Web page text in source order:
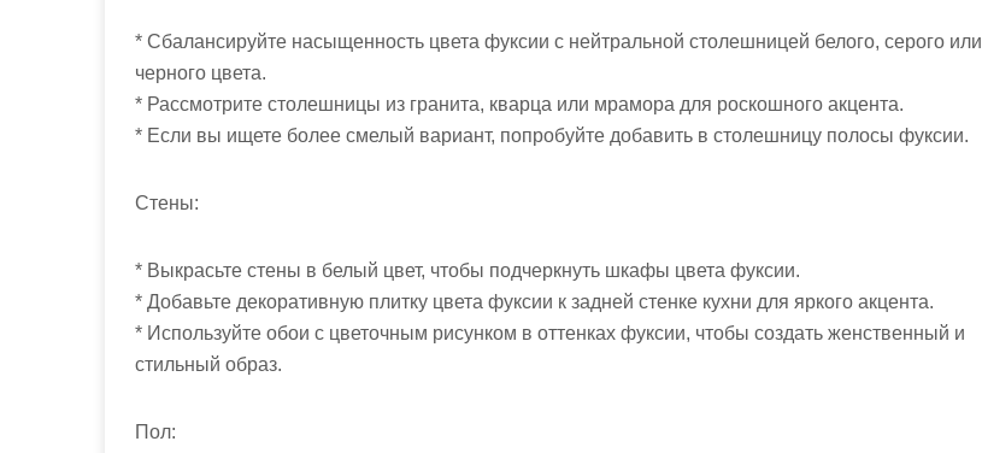
* Сбалансируйте насыщенность цвета фуксии с нейтральной столешницей белого, серого или
черного цвета.
* Рассмотрите столешницы из гранита, кварца или мрамора для роскошного акцента.
* Если вы ищете более смелый вариант, попробуйте добавить в столешницу полосы фуксии.
Стены:
* Выкрасьте стены в белый цвет, чтобы подчеркнуть шкафы цвета фуксии.
* Добавьте декоративную плитку цвета фуксии к задней стенке кухни для яркого акцента.
* Используйте обои с цветочным рисунком в оттенках фуксии, чтобы создать женственный и
стильный образ.
Пол: